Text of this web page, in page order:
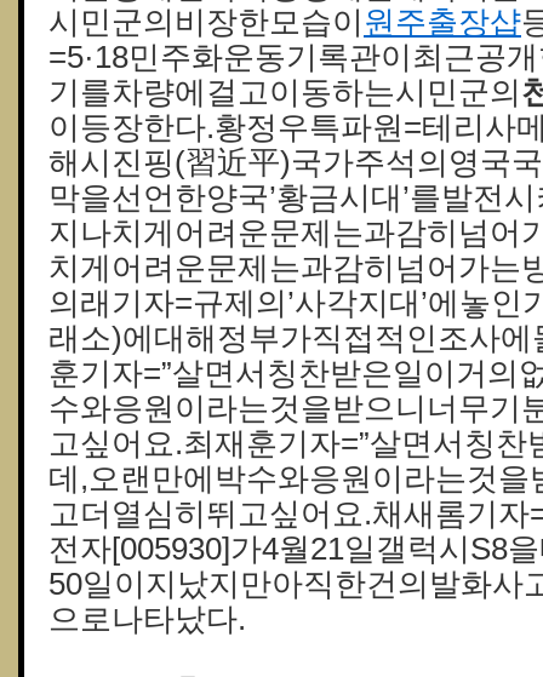
시민군의비장한모습이 원주 출장샵
=5·18민주화운동기록관이최근공
기를차량에걸고이동하는시민군의
이등장한다.황정우특파원=테리사
해시진핑(習近平)국가주석의영국
막을선언한양국’황금시대’를발전
지나치게어려운문제는과감히넘어
치게어려운문제는과감히넘어가는
의래기자=규제의’사각지대’에놓
래소)에대해정부가직접적인조사
훈기자=”살면서칭찬받은일이거의
수와응원이라는것을받으니너무기
고싶어요.최재훈기자=”살면서칭
데,오랜만에박수와응원이라는것을
고더열심히뛰고싶어요.채새롬기자
전자[005930]가4월21일갤럭시S8
50일이지났지만아직한건의발화사
으로나타났다.